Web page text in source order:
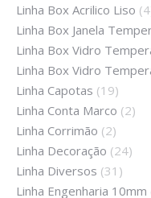
Linha Box Acrilico Liso
Linha Box Janela
Linha Box Vidro
Linha Box Vidro
Linha Capotas (19)
Linha Conta Marco (2)
Linha Corrimão (2)
Linha Decoração (24)
Linha Diversos (31)
Linha Engenharia 10mm